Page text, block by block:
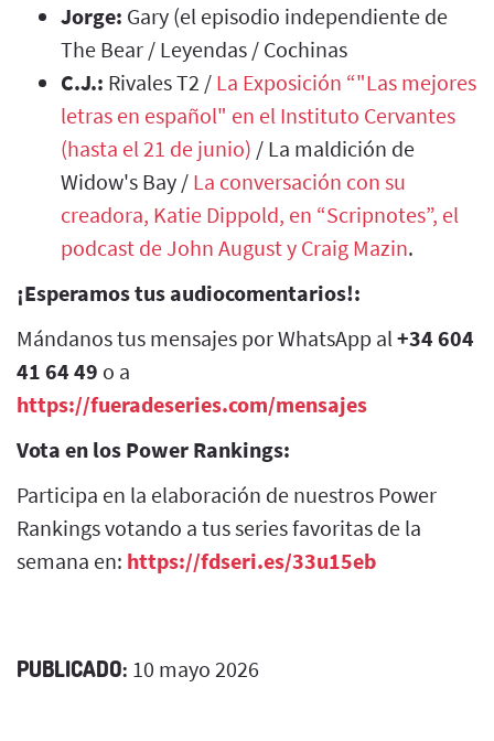
Jorge: Gary (el episodio independiente de
The Bear / Leyendas / Cochinas
C.J.: Rivales T2 / La Exposición “"Las mejores
letras en español" en el Instituto Cervantes
(hasta el 21 de junio) / La maldición de
Widow's Bay / La conversación con su
creadora, Katie Dippold, en “Scripnotes”, el
podcast de John August y Craig Mazin.
¡Esperamos tus audiocomentarios!:
Mándanos tus mensajes por WhatsApp al +34 604
41 64 49 o a
https://fueradeseries.com/mensajes
Vota en los Power Rankings:
Participa en la elaboración de nuestros Power
Rankings votando a tus series favoritas de la
semana en: https://fdseri.es/33u15eb
PUBLICADO: 10 mayo 2026